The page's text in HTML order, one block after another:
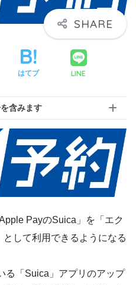
はてブ LINE
含みます
PayのSuica」を「エク
して利用できるようになる
る「Suica」アプリのアップ